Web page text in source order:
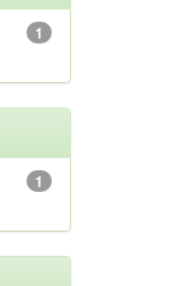
1
1